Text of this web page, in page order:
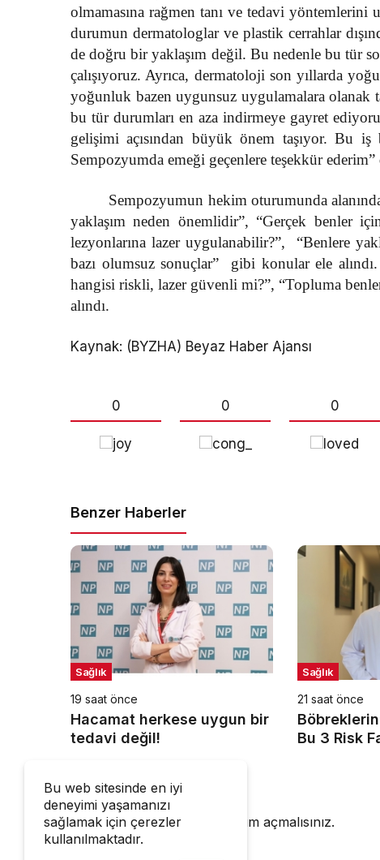
olmamasına rağmen tanı ve tedavi
durumun dermatologlar ve plastik cerrahlar
de doğru bir yaklaşım değil. Bu nedenle bu tür
çalışıyoruz. Ayrıca, dermatoloji son yıllarda
yoğunluk bazen uygunsuz uygulamalara olanak
bu tür durumları en aza indirmeye gayret
gelişimi açısından büyük önem taşıyor. Bu
Sempozyumda emeği geçenlere teşekkür
Sempozyumun hekim oturumunda
yaklaşım neden önemlidir”, “Gerçek benler
lezyonlarına lazer uygulanabilir?”, “Benlere
bazı olumsuz sonuçlar” gibi konular ele
hangisi riskli, lazer güvenli mi?”, “Topluma
alındı.
Kaynak: (BYZHA) Beyaz Haber Ajansı
0 0 0
Benzer Haberler
Sağlık
19 saat önce
Hacamat herkese uygun bir
tedavi değil!
Sağlık
21 saat önce
Bu 3 Risk
Bir Cevap Yaz
Yorum yapabilmek için oturum açmalısınız.
Bu web sitesinde en iyi
deneyimi yaşamanızı
sağlamak için çerezler
kullanılmaktadır.